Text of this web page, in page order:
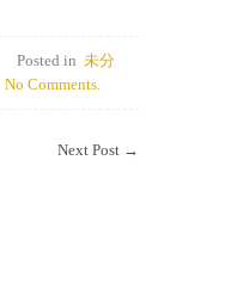
Posted in 未分
No Comments.
Next Post →